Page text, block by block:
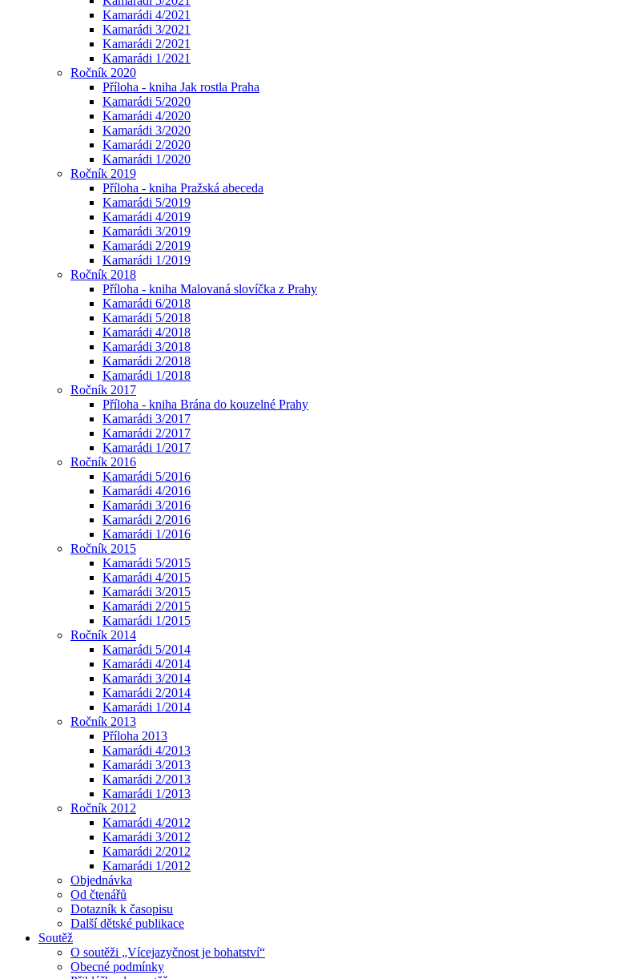
Kamarádi 4/2021
Kamarádi 3/2021
Kamarádi 2/2021
Kamarádi 1/2021
Ročník 2020
Příloha - kniha Jak rostla Praha
Kamarádi 5/2020
Kamarádi 4/2020
Kamarádi 3/2020
Kamarádi 2/2020
Kamarádi 1/2020
Ročník 2019
Příloha - kniha Pražská abeceda
Kamarádi 5/2019
Kamarádi 4/2019
Kamarádi 3/2019
Kamarádi 2/2019
Kamarádi 1/2019
Ročník 2018
Příloha - kniha Malovaná slovíčka z Prahy
Kamarádi 6/2018
Kamarádi 5/2018
Kamarádi 4/2018
Kamarádi 3/2018
Kamarádi 2/2018
Kamarádi 1/2018
Ročník 2017
Příloha - kniha Brána do kouzelné Prahy
Kamarádi 3/2017
Kamarádi 2/2017
Kamarádi 1/2017
Ročník 2016
Kamarádi 5/2016
Kamarádi 4/2016
Kamarádi 3/2016
Kamarádi 2/2016
Kamarádi 1/2016
Ročník 2015
Kamarádi 5/2015
Kamarádi 4/2015
Kamarádi 3/2015
Kamarádi 2/2015
Kamarádi 1/2015
Ročník 2014
Kamarádi 5/2014
Kamarádi 4/2014
Kamarádi 3/2014
Kamarádi 2/2014
Kamarádi 1/2014
Ročník 2013
Příloha 2013
Kamarádi 4/2013
Kamarádi 3/2013
Kamarádi 2/2013
Kamarádi 1/2013
Ročník 2012
Kamarádi 4/2012
Kamarádi 3/2012
Kamarádi 2/2012
Kamarádi 1/2012
Objednávka
Od čtenářů
Dotazník k časopisu
Další dětské publikace
Soutěž
O soutěži „Vícejazyčnost je bohatství“
Obecné podmínky